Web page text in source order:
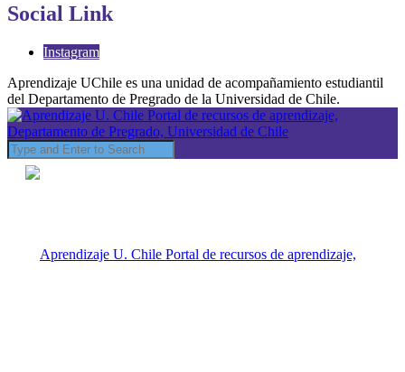
Social Link
Instagram
Aprendizaje UChile es una unidad de acompañamiento estudiantil
del Departamento de Pregrado de la Universidad de Chile.